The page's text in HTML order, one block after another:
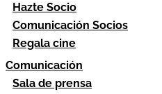
Hazte Socio
Comunicación Socios
Regala cine
Comunicación
Sala de prensa